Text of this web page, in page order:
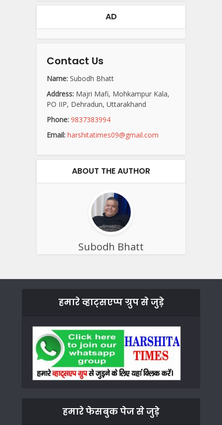
AD
Contact Us
Name: Subodh Bhatt
Address: Majri Mafi, Mohkampur Kala,
PO IIP, Dehradun, Uttarakhand
Phone: 9837383994
Email: harshitatimes09@gmail.com
ABOUT THE AUTHOR
Subodh Bhatt
हमारे व्हाट्सएप्प ग्रुप से जुड़े
हमारे फेसबुक पेज से जुड़े